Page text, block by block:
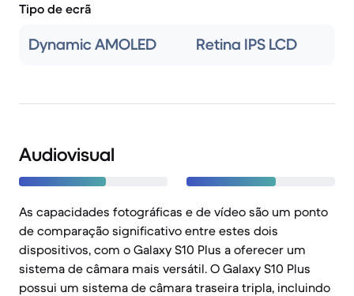
Tipo de ecrã
Dynamic AMOLED Retina IPS LCD
Audiovisual
As capacidades fotográficas e de vídeo são um ponto
de comparação significativo entre estes dois
dispositivos, com o Galaxy S10 Plus a oferecer um
sistema de câmara mais versátil. O Galaxy S10 Plus
possui um sistema de câmara traseira tripla, incluindo